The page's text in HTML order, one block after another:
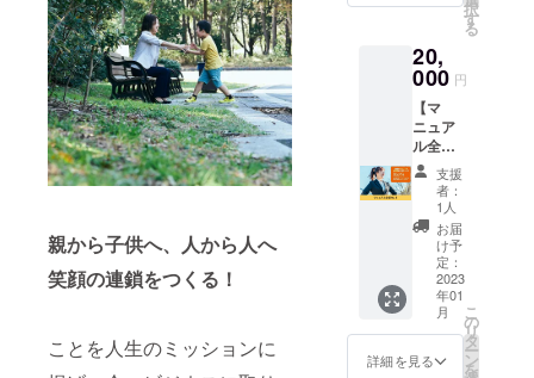
親から子供へ、人から人へ
笑顔の連鎖をつくる！
ことを人生のミッションに
スタン
自
動再生
録
画して
動画に
する
プ
レゼン
ター
ビュー
(メモ機
&Canv
aライブ
機能)
PowerP
合〈理
由&解決
策〉
1)プラ
グイン
が干渉
してい
る 2)
ブラウ
ザの
キャッ
シュが
残って
いる
3)バー
ジョン
アップ
に伴う
使用変
更 6:プ
Zoomマ
ニュア
Canva
マニュ
アル ・
Notion
マニュ
アル ・
Google
ツール
マニュ
アル ・
WordPr
essマ
ニュア
ル ※オ
ます。
「オン
ライン
秘書」
サービ
スの導
入を検
討され
ている
経営者
の方
に、お
すすめ
のプラ
ンで
す。
※2023
択
す
る
20,
000 円
【マ
ニュア
ル全部
セッ
ト】 オ
ンライ
ン秘書
志望の
方だけ
でな
く、オ
フィス
や趣味
でも役
支援
者：
1人
お届
け予
定：
2023
年01
月
詳細を見る
こ
の
リ
タ
ー
ン
を